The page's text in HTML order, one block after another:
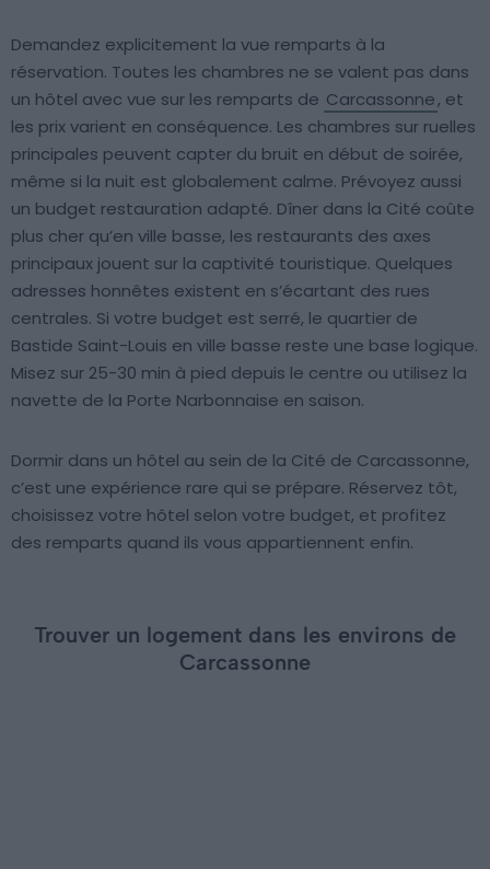
Demandez explicitement la vue remparts à la
réservation. Toutes les chambres ne se valent pas dans
un hôtel avec vue sur les remparts de Carcassonne, et
les prix varient en conséquence. Les chambres sur ruelles
principales peuvent capter du bruit en début de soirée,
même si la nuit est globalement calme. Prévoyez aussi
un budget restauration adapté. Dîner dans la Cité coûte
plus cher qu’en ville basse, les restaurants des axes
principaux jouent sur la captivité touristique. Quelques
adresses honnêtes existent en s’écartant des rues
centrales. Si votre budget est serré, le quartier de
Bastide Saint-Louis en ville basse reste une base logique.
Misez sur 25-30 min à pied depuis le centre ou utilisez la
navette de la Porte Narbonnaise en saison.
Dormir dans un hôtel au sein de la Cité de Carcassonne,
c’est une expérience rare qui se prépare. Réservez tôt,
choisissez votre hôtel selon votre budget, et profitez
des remparts quand ils vous appartiennent enfin.
Trouver un logement dans les environs de
Carcassonne